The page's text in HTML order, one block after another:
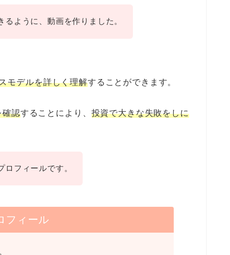
ように、動画を作りました。
モデルを詳しく理解することができます。
確認することにより、 投資で大きな失敗をしに
ロフィールです。
フィール